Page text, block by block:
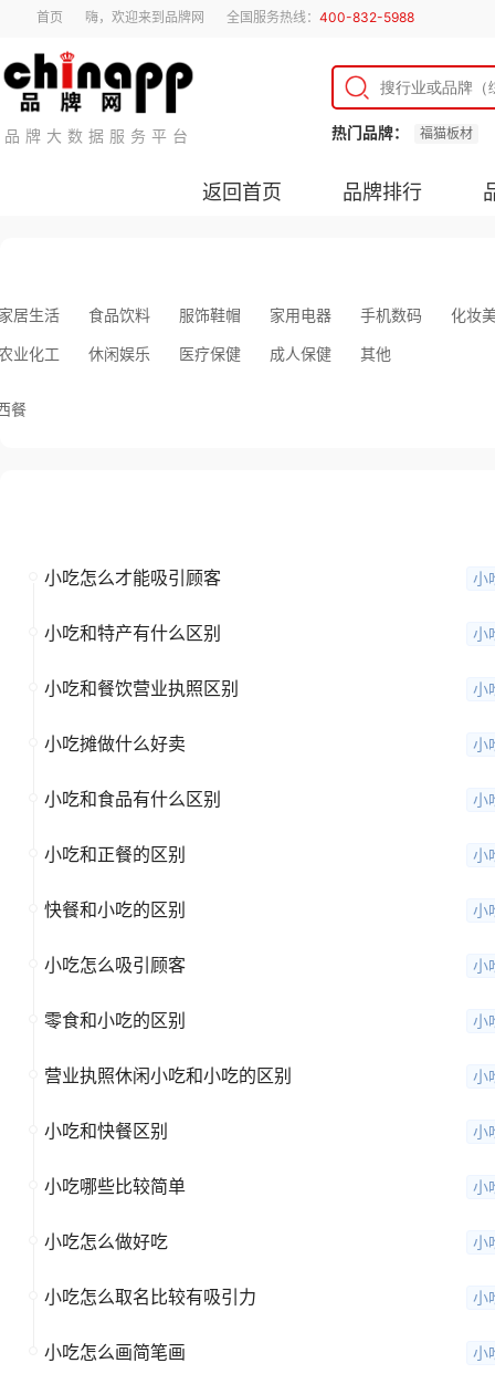
首页 嗨，欢迎来到品牌网 全国服务热线： 400-832-5988
品牌大数据服务平台 热门品牌： 福猫板材
返回首页 品牌排行
小吃怎么才能吸引顾客 小
小吃和特产有什么区别 小
小吃和餐饮营业执照区别 小
小吃摊做什么好卖 小
小吃和食品有什么区别 小
小吃和正餐的区别 小
快餐和小吃的区别 小
小吃怎么吸引顾客 小
零食和小吃的区别 小
营业执照休闲小吃和小吃的区别 小
小吃和快餐区别 小
小吃哪些比较简单 小
小吃怎么做好吃 小
小吃怎么取名比较有吸引力 小
小吃怎么画简笔画 小
居生活 食品饮料 服饰鞋帽 家用电器 手机数码 化妆
业化工 休闲娱乐 医疗保健 成人保健 其他
餐